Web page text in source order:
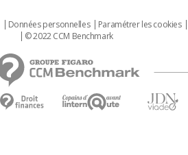
Données personnelles Paramétrer les cookies
© 2022 CCM Benchmark